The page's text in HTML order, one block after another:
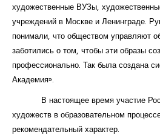
художественные ВУЗы,
учреждений в Москве и Ленинграде.
понимали, что обществом управляют
заботились о том, чтобы эти образы
профессионально. Так была создана
Академия».
В настоящее время участие
художеств в образовательном
рекомендательный характер.